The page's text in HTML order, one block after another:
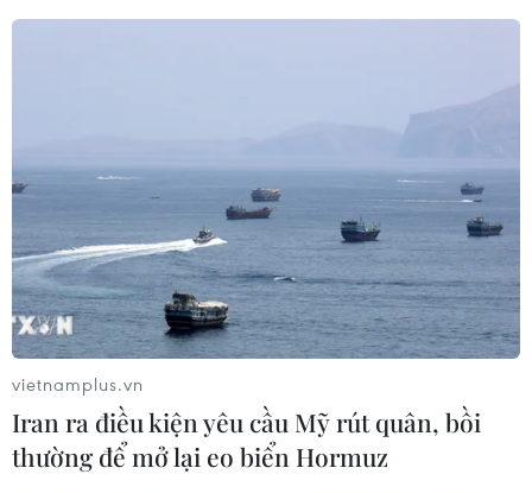
phường Thanh Liệt
Sơn La: Bắt hai đối tượng mua bán
ma túy, thu giữ hơn 3.500 viên hồng
phiến
09/08/2026 10:19
vietnamplus.vn
Iran ra điều kiện yêu cầu Mỹ rút quân, bồi
thường để mở lại eo biển Hormuz